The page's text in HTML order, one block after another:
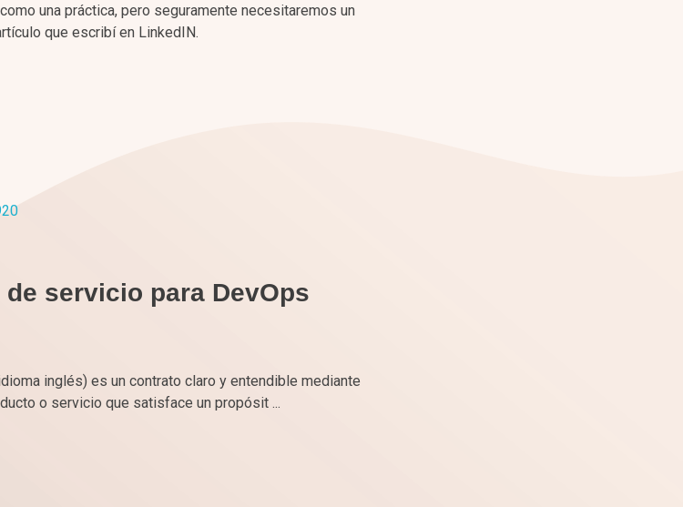
una práctica, pero seguramente necesitaremos un
que escribí en LinkedIN.
servicio para DevOps
inglés) es un contrato claro y entendible mediante
o servicio que satisface un propósit ...